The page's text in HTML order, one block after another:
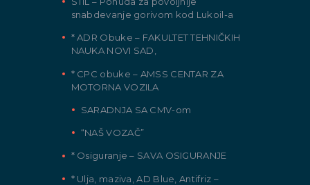
snabdevanje gorivom kod Lukoil-a
* ADR Obuke – FAKULTET TEHNIČKIH
NAUKA NOVI SAD,
* CPC obuke – AMSS CENTAR ZA
MOTORNA VOZILA
SARADNJA SA CMV-om
“NAŠ VOZAČ”
* Osiguranje – SAVA OSIGURANJE
* Ulja, maziva, AD Blue, Antifriz –